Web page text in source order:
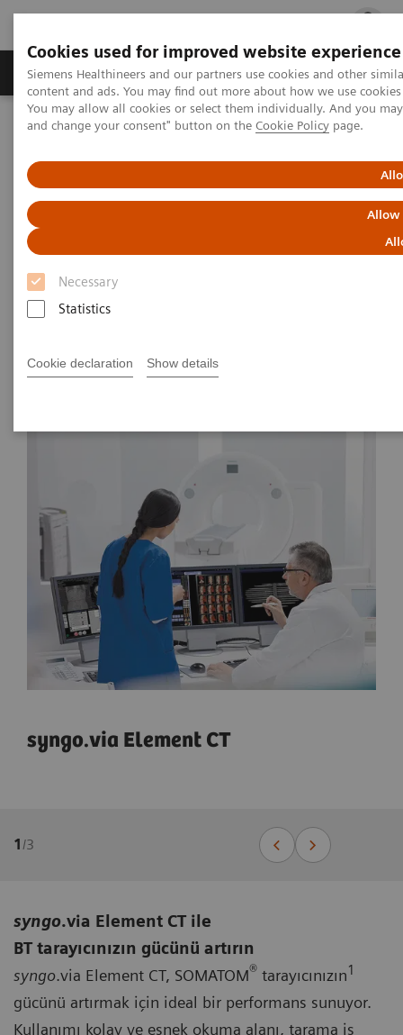
Cookies used for improved website experience
Siemens Healthineers and our partners use cookies and other
content and ads. You may find out more about how we use
You may allow all cookies or select them individually. And you
and change your consent" button on the Cookie Policy page.
Allow
Necessary
Statistics
Cookie declaration Show details
Ürün ve Hizmetler Öne Çıkanlar Sağlık
Siemens Healthineers Türkiye syngo.via Element CT
syngo.via Element CT
BT tarayıcınızın gücünü arttırın
syngo.via Element CT
1/3
syngo.via Element CT ile
BT tarayıcınızın gücünü artırın
syngo.via Element CT, SOMATOM® tarayıcınızın1
gücünü artırmak için ideal bir performans sunuyor.
Kullanımı kolay ve esnek okuma alanı, tarama iş